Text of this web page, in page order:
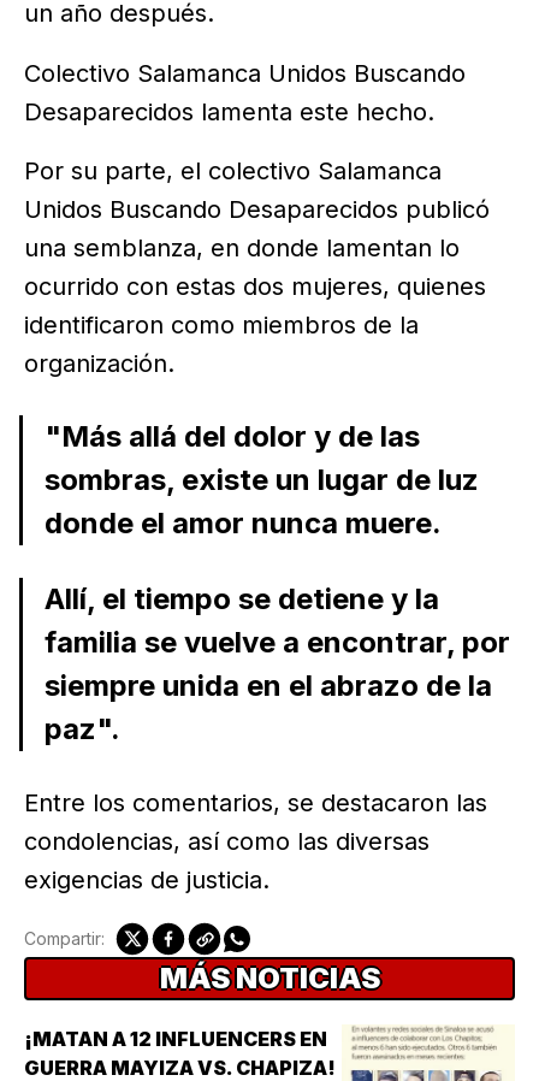
un año después.
Colectivo Salamanca Unidos Buscando
Desaparecidos lamenta este hecho.
Por su parte, el colectivo Salamanca
Unidos Buscando Desaparecidos publicó
una semblanza, en donde lamentan lo
ocurrido con estas dos mujeres, quienes
identificaron como miembros de la
organización.
"Más allá del dolor y de las
sombras, existe un lugar de luz
donde el amor nunca muere.
Allí, el tiempo se detiene y la
familia se vuelve a encontrar, por
siempre unida en el abrazo de la
paz".
Entre los comentarios, se destacaron las
condolencias, así como las diversas
exigencias de justicia.
Compartir:
MÁS NOTICIAS
¡MATAN A 12 INFLUENCERS EN
GUERRA MAYIZA VS. CHAPIZA!